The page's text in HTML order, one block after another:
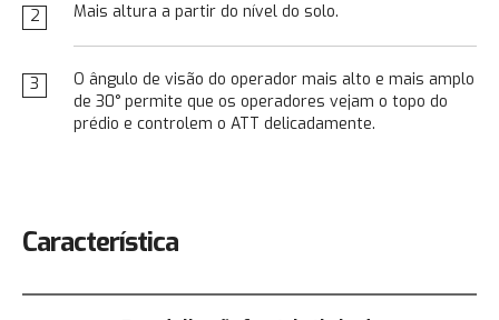
2 Mais altura a partir do nível do solo.
3
O ângulo de visão do operador mais alto e mais amplo
de 30° permite que os operadores vejam o topo do
prédio e controlem o ATT delicadamente.
Característica